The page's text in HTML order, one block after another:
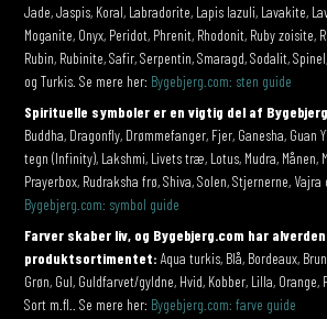
Jade, Jaspis, Koral, Labradorite, Lapis lazuli, Lavakite,
Moganite, Onyx, Peridot, Phrenit, Rhodonit, Ruby zoisite,
Rubin, Rubinite, Safir, Serpentin, Smaragd, Sodalit,
og Turkis. Se mere her: Bygebjerg.com: sten guide
Spirituelle symboler er en vigtig del af
Buddha, Dragonfly, Drømmefanger, Fjer, Ganesha, Guan
tegn (Infinity), Lakshmi, Livets træ, Lotus, Mudra, Månen,
Prayerbox, Rudraksha frø, Shiva, Solen, Stjernerne,
Bygebjerg.com: symbol guide
Farver skaber liv, og Bygebjerg.com har
produktsortimentet: Aqua turkis, Blå, Bordeaux,
Grøn, Gul, Guldfarvet/gyldne, Hvid, Kobber, Lilla, Orange,
Sort m.fl.. Se mere her: Bygebjerg.com: farve guide